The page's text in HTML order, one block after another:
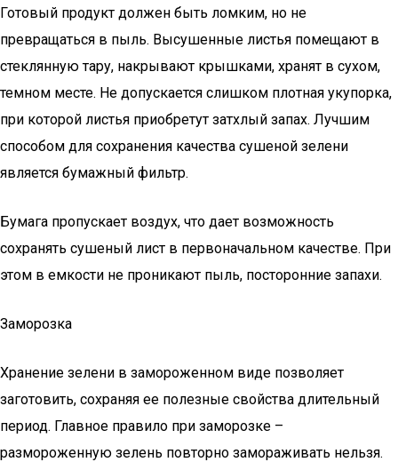
Готовый продукт должен быть ломким, но не
превращаться в пыль. Высушенные листья помещают в
стеклянную тару, накрывают крышками, хранят в сухом,
темном месте. Не допускается слишком плотная укупорка,
при которой листья приобретут затхлый запах. Лучшим
способом для сохранения качества сушеной зелени
является бумажный фильтр.
Бумага пропускает воздух, что дает возможность
сохранять сушеный лист в первоначальном качестве. При
этом в емкости не проникают пыль, посторонние запахи.
Заморозка
Хранение зелени в замороженном виде позволяет
заготовить, сохраняя ее полезные свойства длительный
период. Главное правило при заморозке –
размороженную зелень повторно замораживать нельзя.